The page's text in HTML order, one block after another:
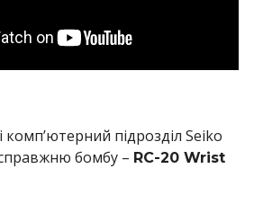
комп’ютерний підрозділ Seiko
бомбу – RC-20 Wrist